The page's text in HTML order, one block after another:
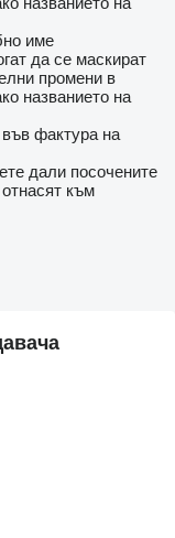
име
да се маскират
промени в
названието на
фактура на
дали посочените
към